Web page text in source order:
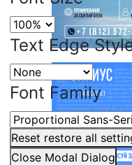
Text Edge
Font Family
Reset restore all
Close Modal Dialog